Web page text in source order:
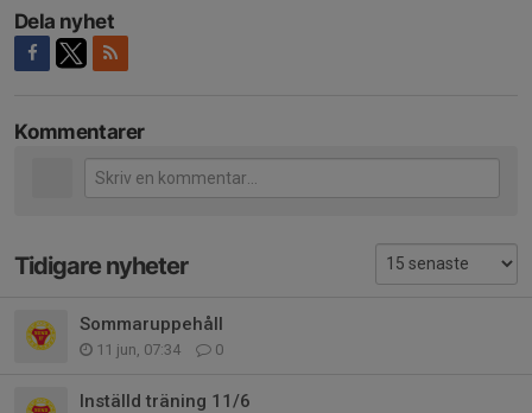
Dela nyhet
Kommentarer
Tidigare nyheter
Sommaruppehåll
11 jun, 07:34 0
Inställd träning 11/6